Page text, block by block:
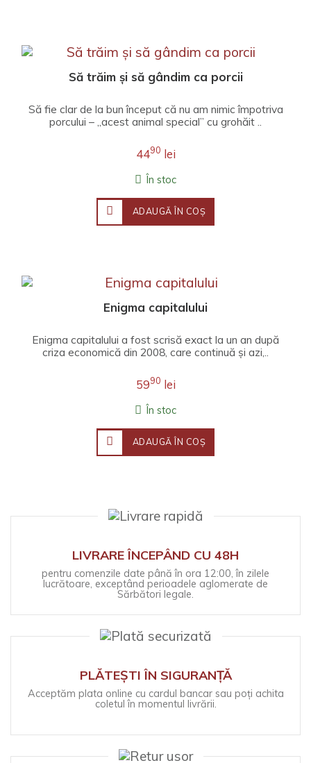
Să trăim și să gândim ca porcii
Să fie clar de la bun început că nu am nimic împotriva
porcului – „acest animal special” cu grohăit ..
4490 lei
În stoc
ADAUGĂ ÎN COŞ
Enigma capitalului
Enigma capitalului a fost scrisă exact la un an după
criza economică din 2008, care continuă și azi,..
5990 lei
În stoc
ADAUGĂ ÎN COŞ
LIVRARE ÎNCEPÂND CU 48H
pentru comenzile date până în ora 12:00, în zilele
lucrătoare, exceptând perioadele aglomerate de
Sărbători legale.
PLĂTEȘTI ÎN SIGURANȚĂ
Acceptăm plata online cu cardul bancar sau poți achita
coletul în momentul livrării.